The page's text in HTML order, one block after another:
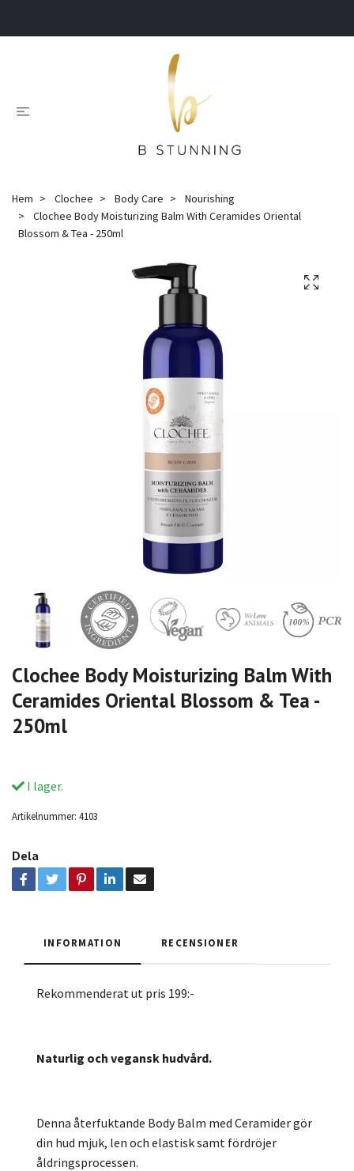
Hem Clochee Body Care
Nourishing
Clochee Body Moisturizing Balm With Ceramides Oriental
Blossom & Tea - 250ml
Clochee Body Moisturizing Balm With
Ceramides Oriental Blossom & Tea -
250ml
I lager.
Artikelnummer: 4103
Dela
INFORMATION RECENSIONER
Rekommenderat ut pris 199:-
Naturlig och vegansk hudvård.
Denna återfuktande Body Balm med Ceramider gör
din hud mjuk, len och elastisk samt fördröjer
åldringsprocessen.